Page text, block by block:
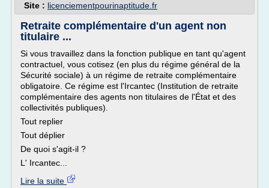
Site : licenciementpourinaptitude.fr
Retraite complémentaire d'un agent non
titulaire ...
Si vous travaillez dans la fonction publique en tant qu'agent
contractuel, vous cotisez (en plus du régime général de la
Sécurité sociale) à un régime de retraite complémentaire
obligatoire. Ce régime est l'Ircantec (Institution de retraite
complémentaire des agents non titulaires de l'État et des
collectivités publiques).
Tout replier
Tout déplier
De quoi s'agit-il ?
L' Ircantec...
Lire la suite